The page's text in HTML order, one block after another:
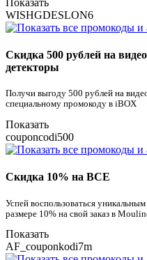
WISHGDESLON6
Скидка 500 рублей на
детекторы
Получи выгоду 500 рублей на
специальному промокоду в iBOX
Показать
couponcodi500
Скидка 10% на ВСЕ
Успей воспользоваться
размере 10% на свой заказ в
Показать
AF_couponkodi7m